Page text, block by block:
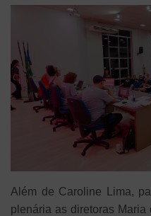
Além de Caroline Lima,
plenária as diretoras Maria